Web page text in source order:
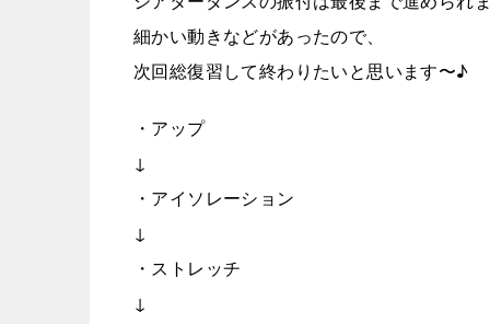
細かい動きなどがあったので、
次回総復習して終わりたいと思います〜♪
・アップ
↓
・アイソレーション
↓
・ストレッチ
↓